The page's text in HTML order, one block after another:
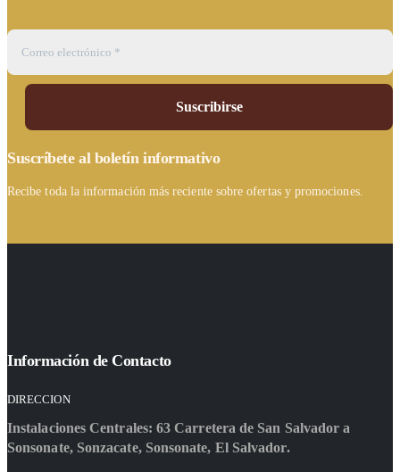
Suscríbete al boletín informativo
Recibe toda la información más reciente sobre ofertas y promociones.
Información de Contacto
DIRECCION
Instalaciones Centrales: 63 Carretera de San Salvador a
Sonsonate, Sonzacate, Sonsonate, El Salvador.